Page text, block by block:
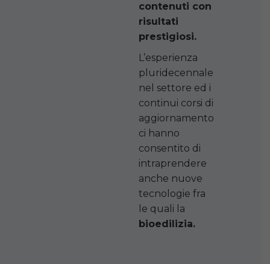
contenuti con
risultati
prestigiosi.
L’esperienza
pluridecennale
nel settore ed i
continui corsi di
aggiornamento
ci hanno
consentito di
intraprendere
anche nuove
tecnologie fra
le quali la
bioedilizia.